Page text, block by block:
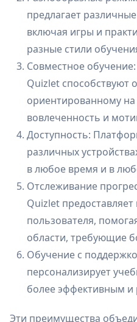
предлагает
включая игры и
разные стили
Совместное
Quizlet способствуют
ориентированному
вовлеченность и
Доступность:
различных
в любое время и в
Отслеживание
Quizlet
пользователя,
области, требующие
Обучение с
персонализирует
более эффективным и
Эти преимущества